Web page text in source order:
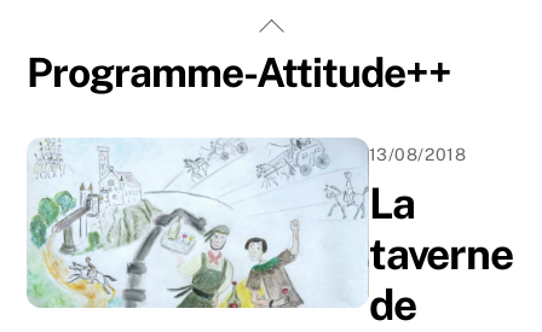
content
Programme-Attitude++
13/08/2018
La
taverne
de
Back
To
Top